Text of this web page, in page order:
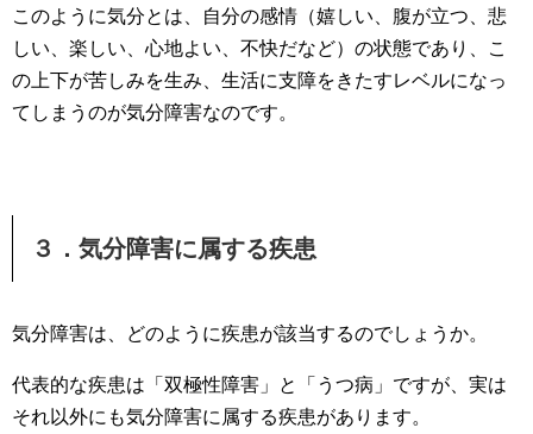
このように気分とは、自分の感情（嬉しい、腹が立つ、悲
しい、楽しい、心地よい、不快だなど）の状態であり、こ
の上下が苦しみを生み、生活に支障をきたすレベルになっ
てしまうのが気分障害なのです。
３．気分障害に属する疾患
気分障害は、どのように疾患が該当するのでしょうか。
代表的な疾患は「双極性障害」と「うつ病」ですが、実は
それ以外にも気分障害に属する疾患があります。